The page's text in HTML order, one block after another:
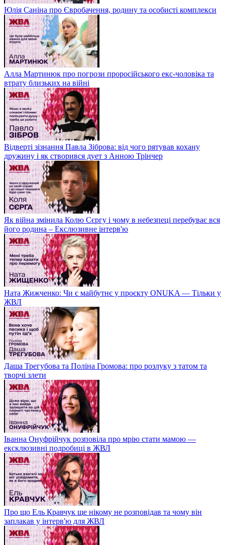
Юлія Саніна про Євробачення, родину та особисті комплекси
Алла Мартинюк про погрози проросійського екс-чоловіка та
втрату близьких на війні
Відверті зізнання Павла Зіброва: від чого рятував кохану
дружину і як створився дует з Анною Трінчер
Як війна змінила Колю Сєргу і чому в небезпеці перебуває вся
його родина – Екслюзивне інтерв'ю
Ната Жижченко: Чи є майбутнє у проєкту ONUKA — Тільки у
ЖВЛ
Даша Трегубова та Поліна Громова: про розлуку з татом та
творчі злети
Іванна Онуфрійчук розповіла про мрію стати мамою —
ексклюзивні подробиці в ЖВЛ
Про що Ель Кравчук ще нікому не розповідав та чому він
заплакав у інтерв'ю для ЖВЛ